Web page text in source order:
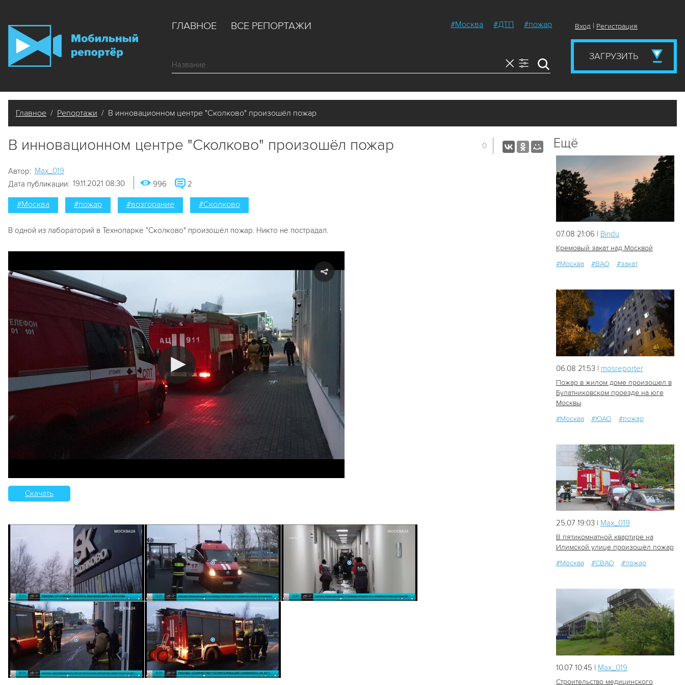
ГЛАВНОЕ ВСЕ РЕПОРТАЖИ #Москва #ДТП #пожар Вход | Регистрация
ЗАГРУЗИТЬ
Главное / Репортажи / В инновационном центре "Сколково" произошёл пожар
В инновационном центре "Сколково" произошёл пожар 0
Автор: Мах_019
Дата публикации: 19.11.2021 08:30 996 2
#Москва #пожар #возгорание #Сколково
В одной из лабораторий в Технопарке "Сколково" произошёл пожар. Никто не пострадал.
Скачать
Ещё
07.08 21:06 | Bindu
Кремовый закат над Москвой
#Москва
#ВАО #закат
06.08 21:53 | mosreporter
Пожар в жилом доме произошел в
Булатниковском проезде на юге
Москвы
#Москва
#ЮАО #пожар
129
25.07 19:03 | Мах_019
В пятикомнатной квартире на
Илимской улице произошёл пожар
#Москва
#СВАО #пожар
10.07 10:45 | Мах_019
Строительство медицинского